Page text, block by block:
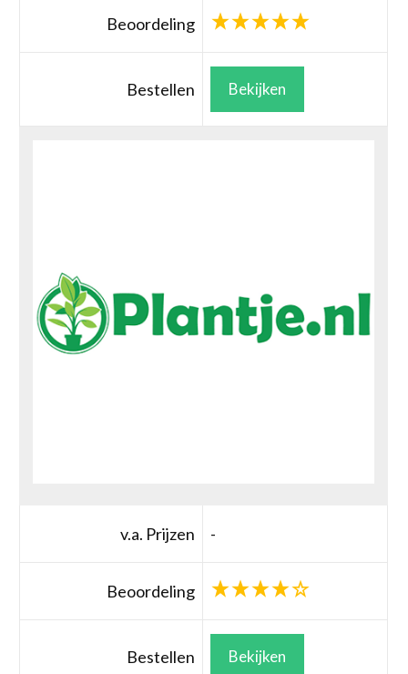
Beoordeling
Bestellen Bekijken
v.a. Prijzen -
Beoordeling
Bestellen Bekijken